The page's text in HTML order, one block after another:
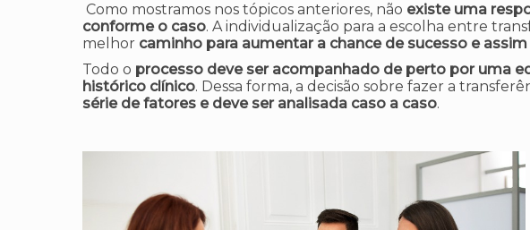
Como mostramos nos tópicos anteriores, não existe uma
conforme o caso. A individualização para a escolha entre
melhor caminho para aumentar a chance de sucesso e
Todo o processo deve ser acompanhado de perto por uma
histórico clínico. Dessa forma, a decisão sobre fazer a
série de fatores e deve ser analisada caso a caso.